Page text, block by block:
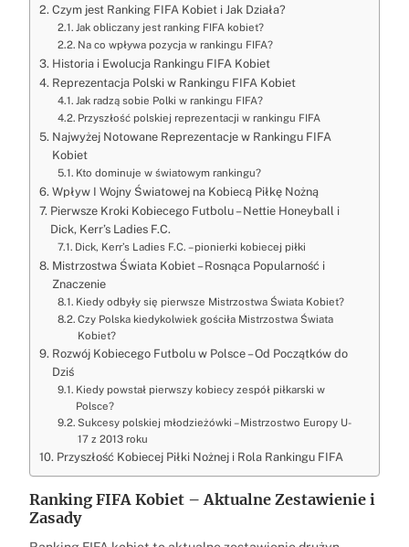
Czym jest Ranking FIFA Kobiet i Jak Działa?
Jak obliczany jest ranking FIFA kobiet?
Na co wpływa pozycja w rankingu FIFA?
Historia i Ewolucja Rankingu FIFA Kobiet
Reprezentacja Polski w Rankingu FIFA Kobiet
Jak radzą sobie Polki w rankingu FIFA?
Przyszłość polskiej reprezentacji w rankingu FIFA
Najwyżej Notowane Reprezentacje w Rankingu FIFA
Kobiet
Kto dominuje w światowym rankingu?
Wpływ I Wojny Światowej na Kobiecą Piłkę Nożną
Pierwsze Kroki Kobiecego Futbolu – Nettie Honeyball i
Dick, Kerr’s Ladies F.C.
Dick, Kerr’s Ladies F.C. – pionierki kobiecej piłki
Mistrzostwa Świata Kobiet – Rosnąca Popularność i
Znaczenie
Kiedy odbyły się pierwsze Mistrzostwa Świata Kobiet?
Czy Polska kiedykolwiek gościła Mistrzostwa Świata
Kobiet?
Rozwój Kobiecego Futbolu w Polsce – Od Początków do
Dziś
Kiedy powstał pierwszy kobiecy zespół piłkarski w
Polsce?
Sukcesy polskiej młodzieżówki – Mistrzostwo Europy U-
17 z 2013 roku
Przyszłość Kobiecej Piłki Nożnej i Rola Rankingu FIFA
Ranking FIFA Kobiet – Aktualne Zestawienie i
Zasady